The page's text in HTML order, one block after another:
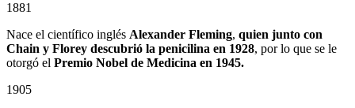
1881
Nace el científico inglés Alexander Fleming, quien junto con
Chain y Florey descubrió la penicilina en 1928, por lo que se le
otorgó el Premio Nobel de Medicina en 1945.
1905